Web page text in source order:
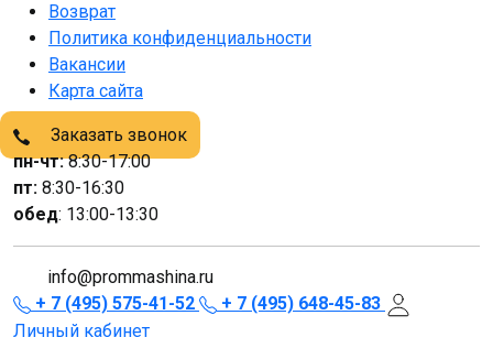
Возврат
Политика конфиденциальности
Вакансии
Карта сайта
Заказать звонок
пн-чт:8:30-17:00
пт: 8:30-16:30
обед: 13:00-13:30
info@prommashina.ru
+ 7 (495) 575-41-52
+ 7 (495) 648-45-83
Личный кабинет